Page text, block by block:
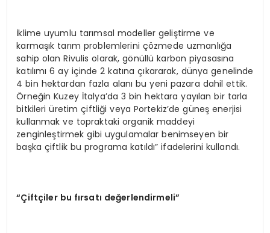
İklime uyumlu tarımsal modeller geliştirme ve
karmaşık tarım problemlerini çözmede uzmanlığa
sahip olan Rivulis olarak, gönüllü karbon piyasasına
katılımı 6 ay içinde 2 katına çıkararak, dünya genelinde
4 bin hektardan fazla alanı bu yeni pazara dahil ettik.
Örneğin Kuzey İtalya’da 3 bin hektara yayılan bir tarla
bitkileri üretim çiftliği veya Portekiz’de güneş enerjisi
kullanmak ve topraktaki organik maddeyi
zenginleştirmek gibi uygulamalar benimseyen bir
başka çiftlik bu programa katıldı” ifadelerini kullandı.
“Çiftçiler bu fırsatı değerlendirmeli”